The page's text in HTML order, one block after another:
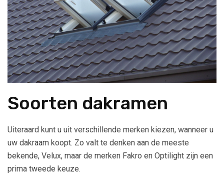
Soorten dakramen
Uiteraard kunt u uit verschillende merken kiezen, wanneer u
uw dakraam koopt. Zo valt te denken aan de meeste
bekende, Velux, maar de merken Fakro en Optilight zijn een
prima tweede keuze.